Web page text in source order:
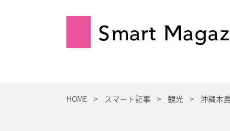
Smart
HOME スマート記事 観光 沖縄本